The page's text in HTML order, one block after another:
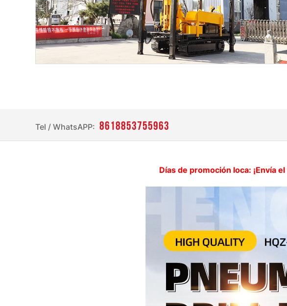
Tel / WhatsAPP: 8618853755963
Días de promoción loca: ¡Envía